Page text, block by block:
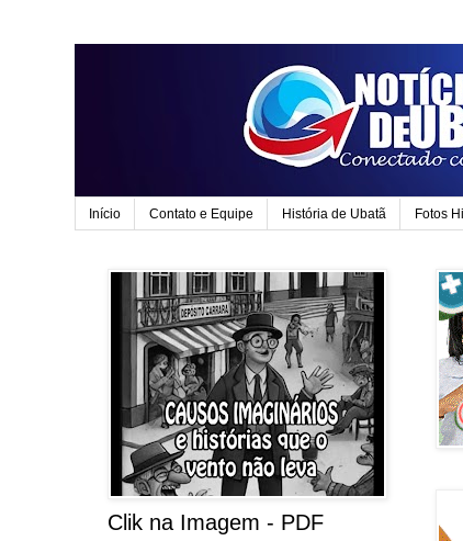
Início Contato e Equipe História de Ubatã Fotos
Clik na Imagem - PDF